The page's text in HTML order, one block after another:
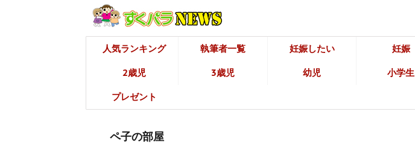
人気ランキング 執筆者一覧 妊娠したい 妊娠
2歳児 3歳児 幼児 小学生
プレゼント
ペ子の部屋